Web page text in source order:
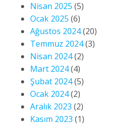
Nisan 2025 (5)
Ocak 2025 (6)
Ağustos 2024(20)
Temmuz 2024(3)
Nisan 2024(2)
Mart 2024(4)
Şubat 2024(5)
Ocak 2024(2)
Aralık 2023 (2)
Kasım 2023 (1)